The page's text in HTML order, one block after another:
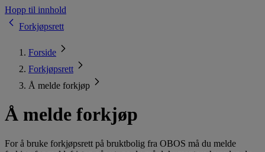
Hopp til innhold
Forkjøpsrett
Forside
Forkjøpsrett
Å melde forkjøp
Å melde forkjøp
For å bruke forkjøpsrett på bruktbolig fra OBOS må du melde